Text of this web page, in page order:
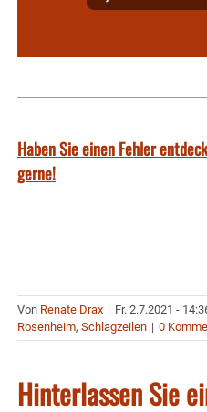
Haben Sie einen Fehler
gerne!
Von Renate Drax | Fr. 2.7.2021 -
Rosenheim, Schlagzeilen | 0
Hinterlassen Sie